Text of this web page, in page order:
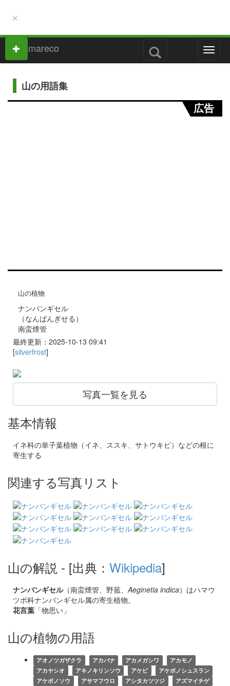
×
M
e
山の用語集
広告
山の植物
ナンバンギセル
（なんばんぎせる）
南蛮煙管
最終更新：2025-10-13 09:41
[silverfrost]
写真一覧を見る
基本情報
イネ科の単子葉植物（イネ、ススキ、サトウキビ）などの根に
寄生する
関連する写真リスト
山の解説 - [出典： Wikipedia]
ナンバンギセル（南蛮煙管、野菰、 Aeginetia indica）はハマウ
ツボ科ナンバンギセル属の寄生植物。
花言葉 「物思い」
山の植物の用語
アオノツガザクラ アカバナ アカメガシワ
アカモノ
アカヤシオ
アキノキリンソウ アケビ
アケボノシュスラン
アケボノソウ
アサマフウロ アシタカツツジ
アズマイチゲ